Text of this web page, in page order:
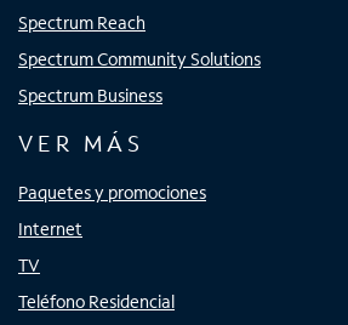
Spectrum Reach
Spectrum Community Solutions
Spectrum Business
VER MÁS
Paquetes y promociones
Internet
TV
Teléfono Residencial